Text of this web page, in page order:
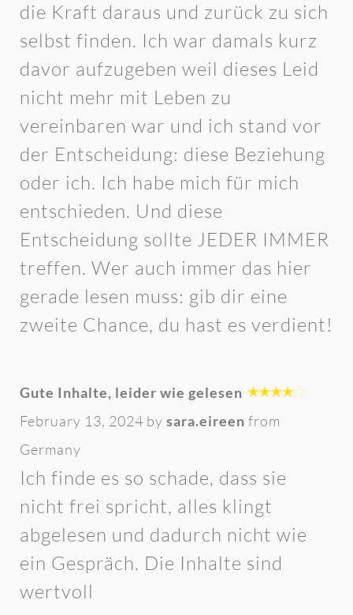
die Kraft daraus und zurück zu sich
selbst finden. Ich war damals kurz
davor aufzugeben weil dieses Leid
nicht mehr mit Leben zu
vereinbaren war und ich stand vor
der Entscheidung: diese Beziehung
oder ich. Ich habe mich für mich
entschieden. Und diese
Entscheidung sollte JEDER IMMER
treffen. Wer auch immer das hier
gerade lesen muss: gib dir eine
zweite Chance, du hast es verdient!
Gute Inhalte, leider wie gelesen
February 13, 2024 by sara.eireen from
Germany
Ich finde es so schade, dass sie
nicht frei spricht, alles klingt
abgelesen und dadurch nicht wie
ein Gespräch. Die Inhalte sind
wertvoll